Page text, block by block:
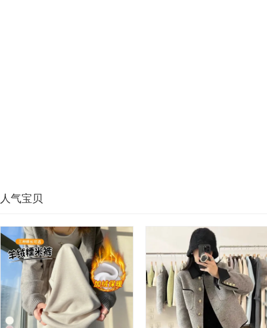
人气宝贝